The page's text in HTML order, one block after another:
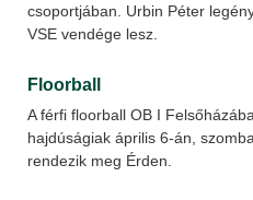
csoportjában. Urbin Péter
VSE vendége lesz.
Floorball
A férfi floorball OB I
hajdúságiak április 6-án,
rendezik meg Érden.